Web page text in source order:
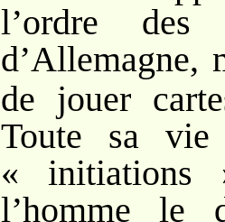
l’ordre
d’Allemagne,
de jouer
Toute sa vie
«
initiations
l’homme le